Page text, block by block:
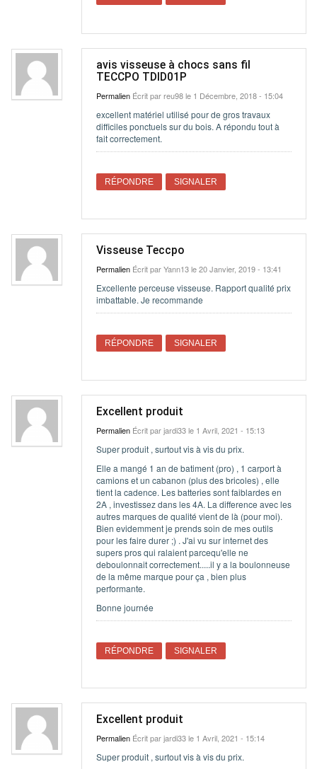
avis visseuse à chocs sans fil
TECCPO TDID01P
Permalien Écrit parreu98le 1 Décembre, 2018 - 15:04
excellent matériel utilisé pour de gros travaux
difficiles ponctuels sur du bois. A répondu tout à
fait correctement.
RÉPONDRE SIGNALER
Visseuse Teccpo
Permalien Écrit parYann13le 20 Janvier, 2019 - 13:41
Excellente perceuse visseuse. Rapport qualité prix
imbattable. Je recommande
RÉPONDRE SIGNALER
Excellent produit
Permalien Écrit parjardi33le 1 Avril, 2021 - 15:13
Super produit , surtout vis à vis du prix.
Elle a mangé 1 an de batiment (pro) , 1 carport à
camions et un cabanon (plus des bricoles) , elle
tient la cadence. Les batteries sont faiblardes en
2A , investissez dans les 4A. La difference avec les
autres marques de qualité vient de là (pour moi).
Bien evidemment je prends soin de mes outils
pour les faire durer ;) . J'ai vu sur internet des
supers pros qui ralaient parcequ'elle ne
deboulonnait correctement.....il y a la boulonneuse
de la même marque pour ça , bien plus
performante.
Bonne journée
RÉPONDRE SIGNALER
Excellent produit
Permalien Écrit parjardi33le 1 Avril, 2021 - 15:14
Super produit , surtout vis à vis du prix.